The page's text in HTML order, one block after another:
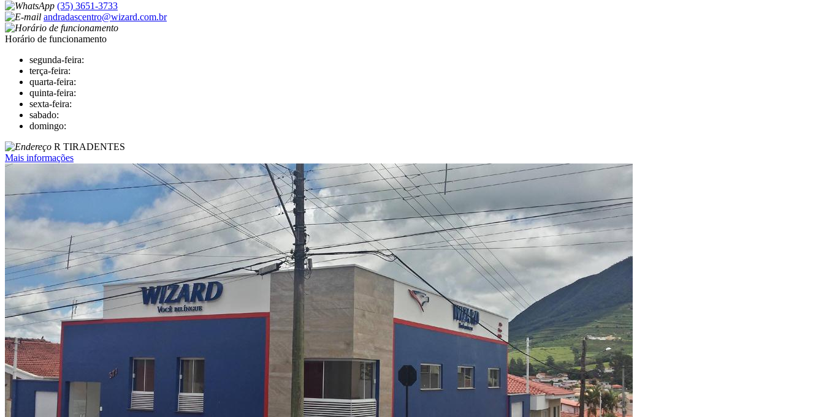
(35) 3651-3733
andradascentro@wizard.com.br
Horário de funcionamento
segunda-feira:
terça-feira:
quarta-feira:
quinta-feira:
sexta-feira:
sabado:
domingo:
R TIRADENTES
Mais informações